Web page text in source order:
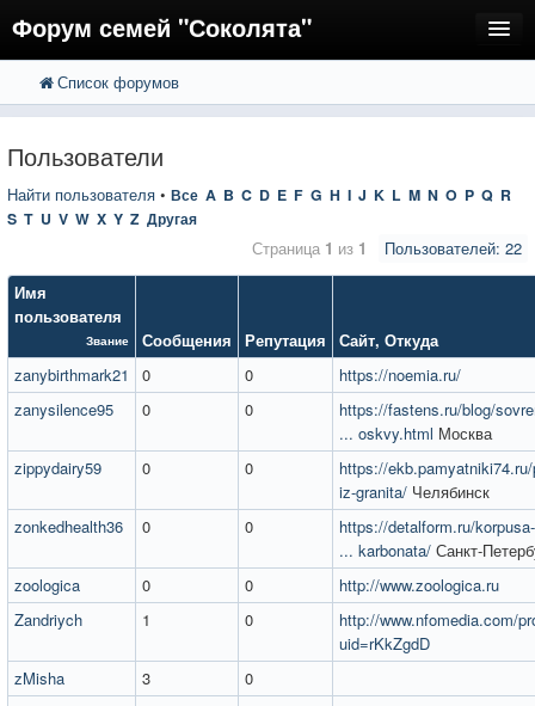
Форум семей "Соколята"
FAQ
Вход
Список форумов
Пользователи
Найти пользователя • Все A B C D E F G H I J K L M N O P Q R
S T U V W X Y Z Другая
Пользователей: 22
Страница 1 из 1
Имя
пользователя
Звание Сообщения Репутация Сайт, Откуда
zanybirthmark21
0 0
https://noemia.ru/
zanysilence95
0 0
https://fastens.ru/blog/
... oskvy.html Москва
zippydairy59
0 0
https://
iz-granita/ Челябинск
zonkedhealth36
0 0
https://detalform.ru/
... karbonata/ Санкт-
zoologica
0 0
http://www.zoologica.ru
Zandriych
1 0
http://www.nfomedia.com/
uid=rKkZgdD
zMisha
3
0